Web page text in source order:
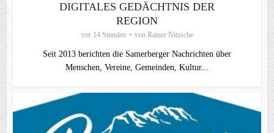
DIGITALES GEDÄCHTNIS DER
REGION
vor 14 Stunden von Rainer Nitzsche
Seit 2013 berichten die Samerberger Nachrichten über
Menschen, Vereine, Gemeinden, Kultur...